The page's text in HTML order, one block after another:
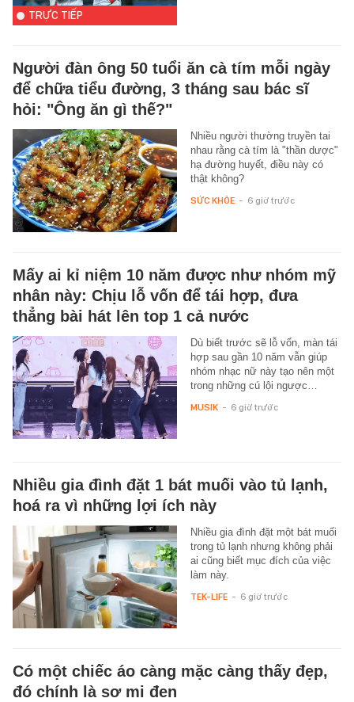
TRỰC TIẾP
Người đàn ông 50 tuổi ăn cà tím mỗi ngày
để chữa tiểu đường, 3 tháng sau bác sĩ
hỏi: "Ông ăn gì thế?"
Nhiều người thường truyền tai
nhau rằng cà tím là "thần dược"
hạ đường huyết, điều này có
thật không?
SỨC KHỎE - 6 giờ trước
Mấy ai kỉ niệm 10 năm được như nhóm mỹ
nhân này: Chịu lỗ vốn để tái hợp, đưa
thẳng bài hát lên top 1 cả nước
Dù biết trước sẽ lỗ vốn, màn tái
hợp sau gần 10 năm vẫn giúp
nhóm nhạc nữ này tạo nên một
trong những cú lội ngược…
MUSIK - 6 giờ trước
Nhiều gia đình đặt 1 bát muối vào tủ lạnh,
hoá ra vì những lợi ích này
Nhiều gia đình đặt một bát muối
trong tủ lạnh nhưng không phải
ai cũng biết mục đích của việc
làm này.
TEK-LIFE - 6 giờ trước
Có một chiếc áo càng mặc càng thấy đẹp,
đó chính là sơ mi đen